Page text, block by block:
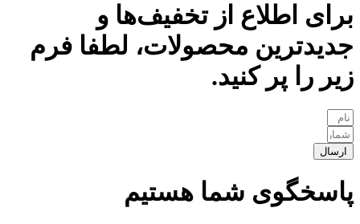
برای اطلاع از تخفیف‌ها و
جدیدترین محصولات، لطفا فرم
زیر را پر کنید.
ارسال
پاسخگوی شما هستیم